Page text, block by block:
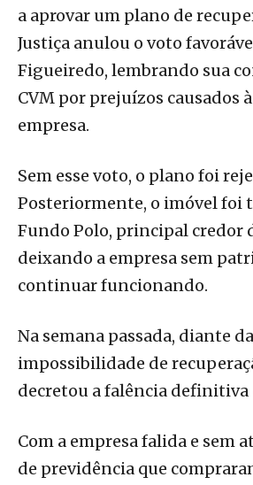
a aprovar um plano de
Justiça anulou o voto
Figueiredo, lembrando sua
CVM por prejuízos causados
empresa.
Sem esse voto, o plano foi
Posteriormente, o imóvel foi
Fundo Polo, principal credor
deixando a empresa sem
continuar funcionando.
Na semana passada, diante da
impossibilidade de
decretou a falência definitiva
Com a empresa falida e sem
de previdência que